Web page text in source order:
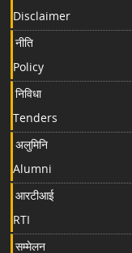
Disclaimer
नीति
Policy
निविधा
Tenders
अलुमिनि
Alumni
आरटीआई
RTI
सम्मेलन